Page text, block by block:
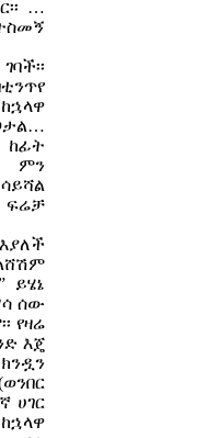
…
ከፊት
ምን
ይሄኔ
ሰው
የዛሬ
እጄ
ሀገር